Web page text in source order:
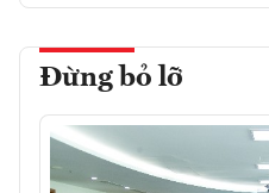
Đừng bỏ lỡ